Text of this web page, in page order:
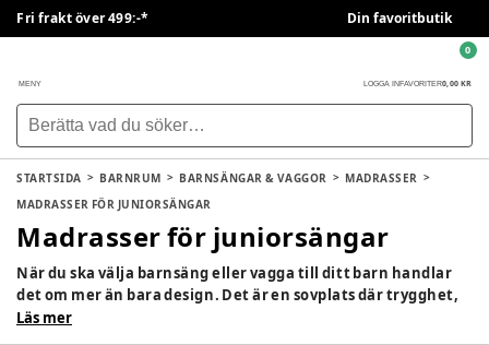
Fri frakt över 499:-* Din favoritbutik
MENY LOGGA IN FAVORITER0,00 KR
0
STARTSIDA BARNRUM BARNSÄNGAR & VAGGOR
MADRASSER
MADRASSER FÖR JUNIORSÄNGAR
Madrasser för juniorsängar
När du ska välja barnsäng eller vagga till ditt barn handlar
det om mer än bara design. Det är en sovplats där trygghet,
säkerhet och sömnkomfort är viktigast. På BabySam hittar
Läs mer